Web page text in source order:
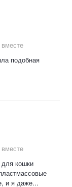
подобная
кошки
и я даже...